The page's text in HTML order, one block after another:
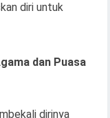
diri untuk
dan Puasa
dirinya